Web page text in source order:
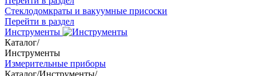
Стеклодомкраты и вакуумные присоски
Перейти в раздел
Инструменты
Каталог/
Инструменты
Измерительные приборы
Каталог/Инструменты/